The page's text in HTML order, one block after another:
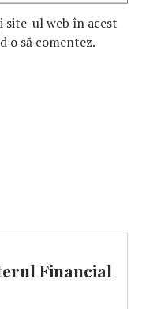
site-ul web în acest
o să comentez.
Financial